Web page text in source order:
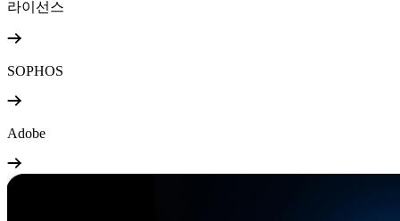
라이선스
SOPHOS
Adobe